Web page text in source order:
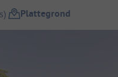
) Plattegrond